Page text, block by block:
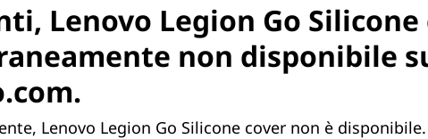
sono disponibili informazioni da visualizzare in questa
Lenovo Legion Go Silicone
non disponibile
Lenovo Legion Go Silicone cover non è